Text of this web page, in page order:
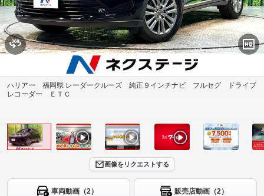
ハリアー 福岡県 レーダークルーズ 純正９インチナビ フルセグ ドライブ
レコーダー ＥＴＣ
画像をリクエストする
車両動画（2） 販売店動画（2）